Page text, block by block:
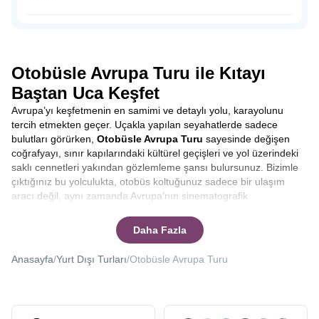
doğal güzelliğine rağmen, henüz çılgın turist kalabalığına
uğramamış bakir bir yerleşim yeri.
Otobüsle Avrupa Turu ile Kıtayı
Baştan Uca Keşfet
Avrupa’yı keşfetmenin en samimi ve detaylı yolu, karayolunu
tercih etmekten geçer. Uçakla yapılan seyahatlerde sadece
bulutları görürken, Otobüsle Avrupa Turu sayesinde değişen
coğrafyayı, sınır kapılarındaki kültürel geçişleri ve yol üzerindeki
saklı cennetleri yakından gözlemleme şansı bulursunuz. Bizimle
çıktığınız bu yolculukta, otobüs koltuğunuz sadece bir ulaşım
aracı değil, aynı zamanda Avrupa’nın sinematografik
şehirler arası geçişlerde rehberlerimizin anlatımlarıyla
bilgilenirken, molalarda yerel lezzetleri tatma fırsatı yakalarsınız.
kendisinden keyif alanlar için tasarlanmıştır.
Seyahat etmek, sadece yeni yerler görmek değil, aynı zamanda
Daha Fazla
Anasayfa/Yurt Dışı Turları/Otobüsle Avrupa Turu